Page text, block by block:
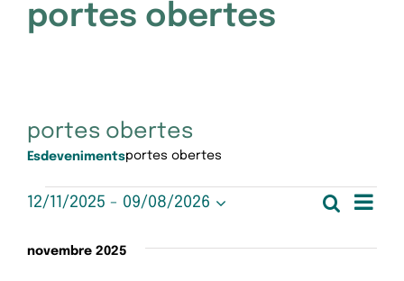
portes obertes
portes obertes
Esdevenimentsportes obertes
Esdeveniments Cerca
Llista
12/11/2025 - 09/08/2026
data.
novembre 2025